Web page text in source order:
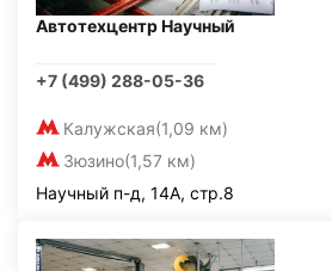
Автотехцентр Научный
+7 (499) 288-05-36
Калужская(1,09 км)
Зюзино(1,57 км)
Научный п-д, 14А, стр.8